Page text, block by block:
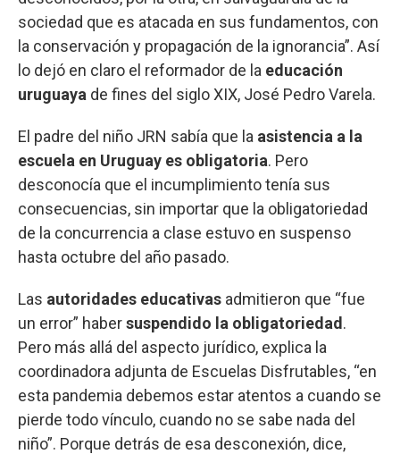
sociedad que es atacada en sus fundamentos, con
la conservación y propagación de la ignorancia”. Así
lo dejó en claro el reformador de la educación
uruguaya de fines del siglo XIX, José Pedro Varela.
El padre del niño JRN sabía que la asistencia a la
escuela en Uruguay es obligatoria. Pero
desconocía que el incumplimiento tenía sus
consecuencias, sin importar que la obligatoriedad
de la concurrencia a clase estuvo en suspenso
hasta octubre del año pasado.
Las autoridades educativas admitieron que “fue
un error” habersuspendido la obligatoriedad .
Pero más allá del aspecto jurídico, explica la
coordinadora adjunta de Escuelas Disfrutables, “en
esta pandemia debemos estar atentos a cuando se
pierde todo vínculo, cuando no se sabe nada del
niño”. Porque detrás de esa desconexión, dice,